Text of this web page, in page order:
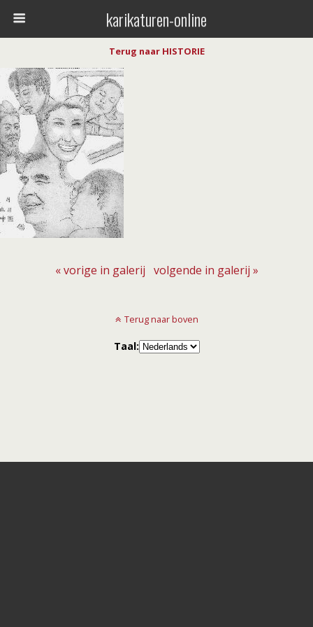
karikaturen-online
Terug naar HISTORIE
« vorige in galerij volgende in galerij »
Terug naar boven
Taal: